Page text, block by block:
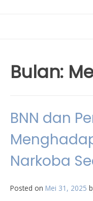
Bulan:
BNN dan
Narkoba
Posted on Mei 31, 2025